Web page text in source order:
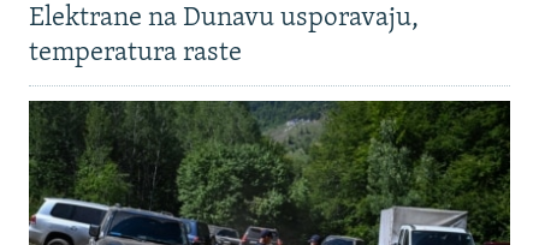
Elektrane na Dunavu usporavaju,
temperatura raste